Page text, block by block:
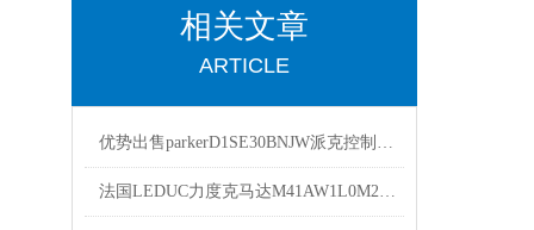
相关文章
ARTICLE
优势出售parkerD1SE30BNJW派克控制阀 派克换向阀
法国LEDUC力度克马达M41AW1L0M200 质保一年原装优势